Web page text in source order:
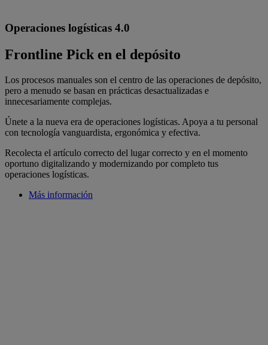
Operaciones logísticas 4.0
Frontline Pick en el depósito
Los procesos manuales son el centro de las operaciones de depósito,
pero a menudo se basan en prácticas desactualizadas e
innecesariamente complejas.
Únete a la nueva era de operaciones logísticas. Apoya a tu personal
con tecnología vanguardista, ergonómica y efectiva.
Recolecta el artículo correcto del lugar correcto y en el momento
oportuno digitalizando y modernizando por completo tus
operaciones logísticas.
Más información